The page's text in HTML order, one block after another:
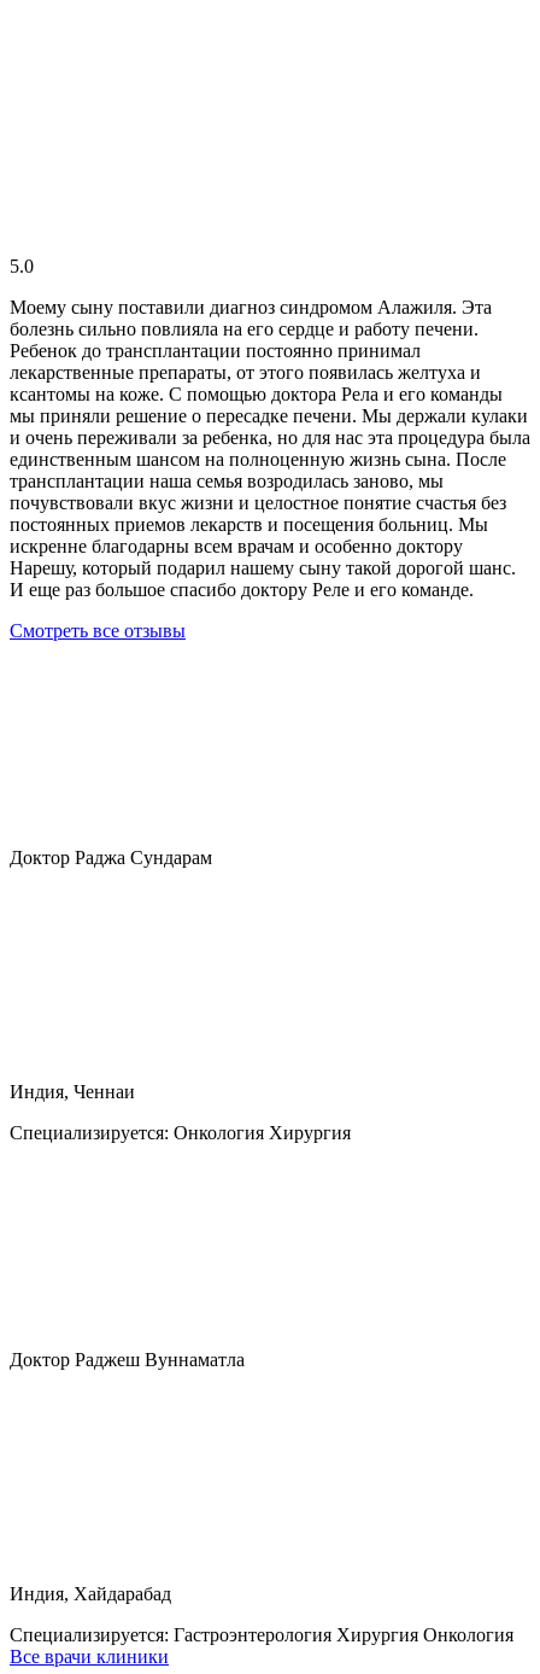
5.0
Моему сыну поставили диагноз синдромом Алажиля. Эта
болезнь сильно повлияла на его сердце и работу печени.
Ребенок до трансплантации постоянно принимал
лекарственные препараты, от этого появилась желтуха и
ксантомы на коже. С помощью доктора Рела и его команды
мы приняли решение о пересадке печени. Мы держали кулаки
и очень переживали за ребенка, но для нас эта процедура была
единственным шансом на полноценную жизнь сына. После
трансплантации наша семья возродилась заново, мы
почувствовали вкус жизни и целостное понятие счастья без
постоянных приемов лекарств и посещения больниц. Мы
искренне благодарны всем врачам и особенно доктору
Нарешу, который подарил нашему сыну такой дорогой шанс.
И еще раз большое спасибо доктору Реле и его команде.
Смотреть все отзывы
Доктор Раджа Сундарам
Индия, Ченнаи
Специализируется: Онкология Хирургия
Доктор Раджеш Вуннаматла
Индия, Хайдарабад
Специализируется: Гастроэнтерология Хирургия Онкология
Все врачи клиники